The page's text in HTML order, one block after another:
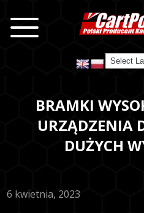
BRAMKI
URZĄDZENIA
DUŻYCH
6 kwietnia, 2023